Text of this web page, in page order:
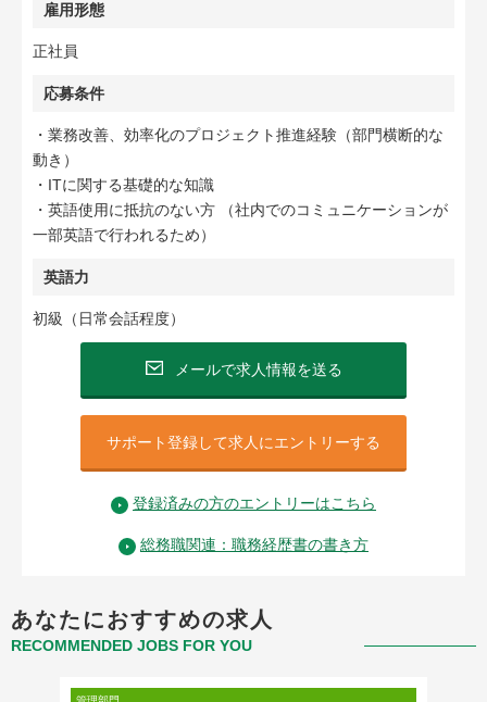
雇用形態
正社員
応募条件
・業務改善、効率化のプロジェクト推進経験（部門横断的な
動き）
・ITに関する基礎的な知識
・英語使用に抵抗のない方 （社内でのコミュニケーションが
一部英語で行われるため）
英語力
初級（日常会話程度）
メールで求人情報を送る
サポート登録して求人にエントリーする
登録済みの方のエントリーはこちら
総務職関連：職務経歴書の書き方
あなたにおすすめの求人
RECOMMENDED JOBS FOR YOU